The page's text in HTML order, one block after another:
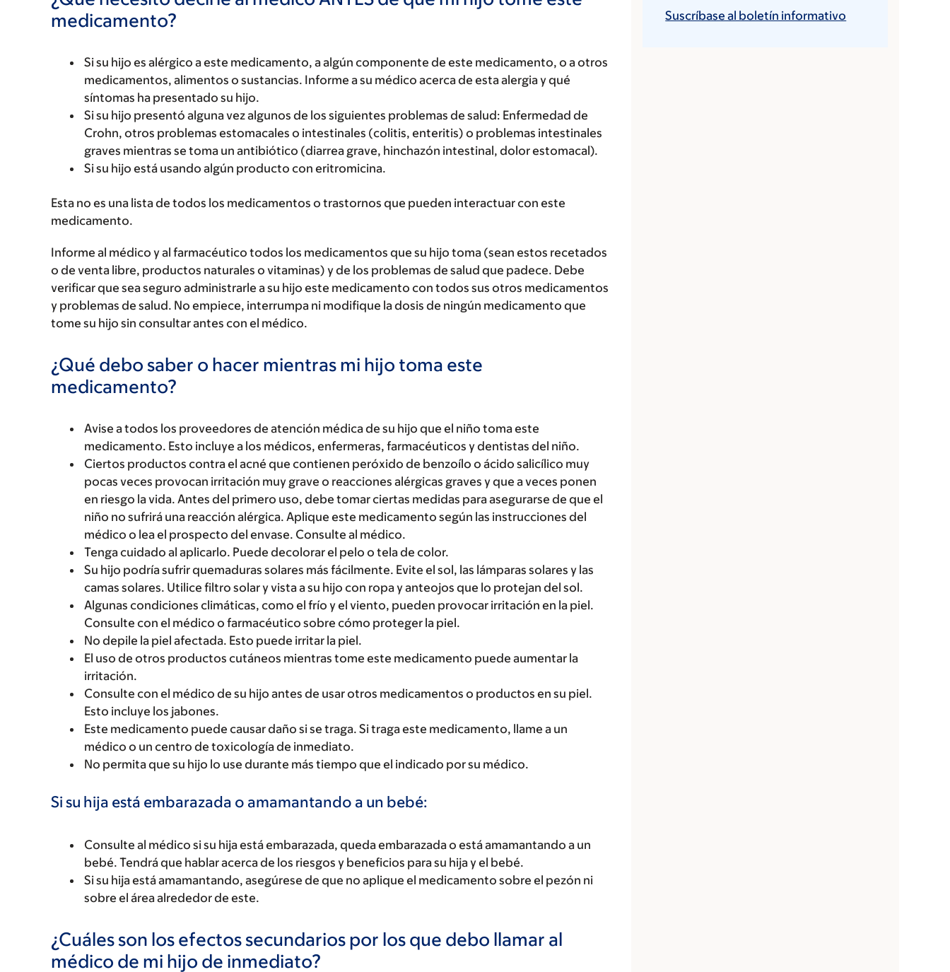
medicamento?
Si su hijo es alérgico a este medicamento, a algún componente de este medicamento, o a otros
medicamentos, alimentos o sustancias. Informe a su médico acerca de esta alergia y qué
síntomas ha presentado su hijo.
Si su hijo presentó alguna vez algunos de los siguientes problemas de salud: Enfermedad de
Crohn, otros problemas estomacales o intestinales (colitis, enteritis) o problemas intestinales
graves mientras se toma un antibiótico (diarrea grave, hinchazón intestinal, dolor estomacal).
Si su hijo está usando algún producto con eritromicina.
Esta no es una lista de todos los medicamentos o trastornos que pueden interactuar con este
medicamento.
Informe al médico y al farmacéutico todos los medicamentos que su hijo toma (sean estos recetados
o de venta libre, productos naturales o vitaminas) y de los problemas de salud que padece. Debe
verificar que sea seguro administrarle a su hijo este medicamento con todos sus otros medicamentos
y problemas de salud. No empiece, interrumpa ni modifique la dosis de ningún medicamento que
tome su hijo sin consultar antes con el médico.
¿Qué debo saber o hacer mientras mi hijo toma este
medicamento?
Avise a todos los proveedores de atención médica de su hijo que el niño toma este
medicamento. Esto incluye a los médicos, enfermeras, farmacéuticos y dentistas del niño.
Ciertos productos contra el acné que contienen peróxido de benzoílo o ácido salicílico muy
pocas veces provocan irritación muy grave o reacciones alérgicas graves y que a veces ponen
en riesgo la vida. Antes del primero uso, debe tomar ciertas medidas para asegurarse de que el
niño no sufrirá una reacción alérgica. Aplique este medicamento según las instrucciones del
médico o lea el prospecto del envase. Consulte al médico.
Tenga cuidado al aplicarlo. Puede decolorar el pelo o tela de color.
Su hijo podría sufrir quemaduras solares más fácilmente. Evite el sol, las lámparas solares y las
camas solares. Utilice filtro solar y vista a su hijo con ropa y anteojos que lo protejan del sol.
Algunas condiciones climáticas, como el frío y el viento, pueden provocar irritación en la piel.
Consulte con el médico o farmacéutico sobre cómo proteger la piel.
No depile la piel afectada. Esto puede irritar la piel.
El uso de otros productos cutáneos mientras tome este medicamento puede aumentar la
irritación.
Consulte con el médico de su hijo antes de usar otros medicamentos o productos en su piel.
Esto incluye los jabones.
Este medicamento puede causar daño si se traga. Si traga este medicamento, llame a un
médico o un centro de toxicología de inmediato.
No permita que su hijo lo use durante más tiempo que el indicado por su médico.
Si su hija está embarazada o amamantando a un bebé:
Consulte al médico si su hija está embarazada, queda embarazada o está amamantando a un
bebé. Tendrá que hablar acerca de los riesgos y beneficios para su hija y el bebé.
Si su hija está amamantando, asegúrese de que no aplique el medicamento sobre el pezón ni
sobre el área alrededor de este.
¿Cuáles son los efectos secundarios por los que debo llamar al
médico de mi hijo de inmediato?
Suscríbase al boletín informativo